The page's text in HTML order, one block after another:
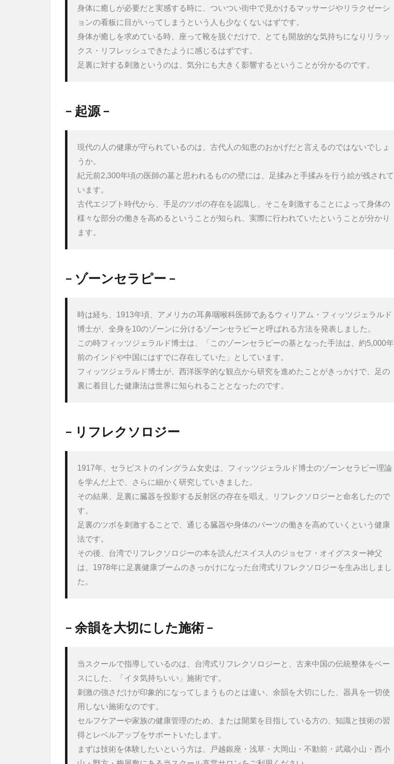
身体に癒しが必要だと実感する時に、ついつい街中で見かけるマッサージやリラクゼーシ
ョンの看板に目がいってしまうという人も少なくないはずです。
身体が癒しを求めている時、座って靴を脱ぐだけで、とても開放的な気持ちになりリラッ
クス・リフレッシュできたように感じるはずです。
足裏に対する刺激というのは、気分にも大きく影響するということが分かるのです。
– 起源 –
現代の人の健康が守られているのは、古代人の知恵のおかげだと言えるのではないでしょ
うか。
紀元前2,300年頃の医師の墓と思われるものの壁には、足揉みと手揉みを行う絵が残されて
います。
古代エジプト時代から、手足のツボの存在を認識し、そこを刺激することによって身体の
様々な部分の働きを高めるということが知られ、実際に行われていたということが分かり
ます。
– ゾーンセラピー –
時は経ち、1913年頃、アメリカの耳鼻咽喉科医師であるウィリアム・フィッツジェラルド
博士が、全身を10のゾーンに分けるゾーンセラピーと呼ばれる方法を発表しました。
この時フィッツジェラルド博士は、「このゾーンセラピーの基となった手法は、約5,000年
前のインドや中国にはすでに存在していた」としています。
フィッツジェラルド博士が、西洋医学的な観点から研究を進めたことがきっかけで、足の
裏に着目した健康法は世界に知られることとなったのです。
– リフレクソロジー
1917年、セラピストのイングラム女史は、フィッツジェラルド博士のゾーンセラピー理論
を学んだ上で、さらに細かく研究していきました。
その結果、足裏に臓器を投影する反射区の存在を唱え、リフレクソロジーと命名したので
す。
足裏のツボを刺激することで、通じる臓器や身体のパーツの働きを高めていくという健康
法です。
その後、台湾でリフレクソロジーの本を読んだスイス人のジョセフ・オイグスター神父
は、1978年に足裏健康ブームのきっかけになった台湾式リフレクソロジーを生み出しまし
た。
– 余韻を大切にした施術 –
当スクールで指導しているのは、台湾式リフレクソロジーと、古来中国の伝統整体をベー
スにした、「イタ気持ちいい」施術です。
刺激の強さだけが印象的になってしまうものとは違い、余韻を大切にした、器具を一切使
用しない施術なのです。
セルフケアーや家族の健康管理のため、または開業を目指している方の、知識と技術の習
得とレベルアップをサポートいたします。
まずは技術を体験したいという方は、戸越銀座・浅草・大岡山・不動前・武蔵小山・西小